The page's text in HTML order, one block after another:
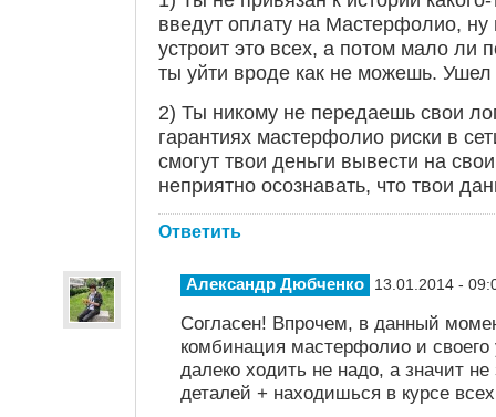
введут оплату на Мастерфолио, ну
устроит это всех, а потом мало ли
ты уйти вроде как не можешь. Ушел
2) Ты никому не передаешь свои
гарантиях мастерфолио риски в
смогут твои деньги вывести на
неприятно осознавать, что твои
Ответить
Александр Дюбченко 13.01.2014 -
Согласен! Впрочем, в данный
комбинация мастерфолио и
далеко ходить не надо, а значит
деталей + находишься в курсе